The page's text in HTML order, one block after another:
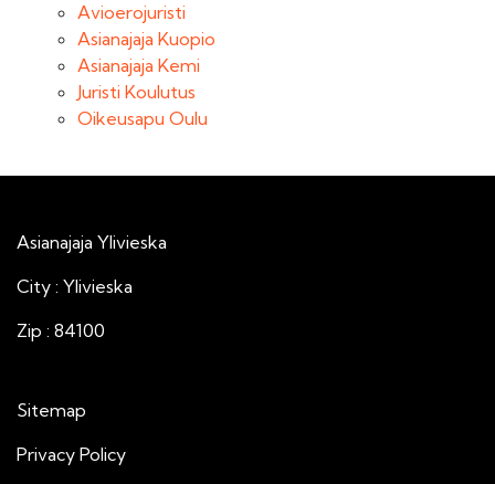
Avioerojuristi
Asianajaja Kuopio
Asianajaja Kemi
Juristi Koulutus
Oikeusapu Oulu
Asianajaja Ylivieska
City : Ylivieska
Zip : 84100
Sitemap
Privacy Policy